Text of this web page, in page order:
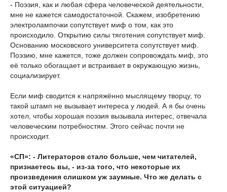
- Поэзия, как и любая сфера человеческой деятельности,
мне не кажется самодостаточной. Скажем, изобретению
электролампочки сопутствует миф о том, как это
происходило. Открытию силы тяготения сопутствует миф.
Основанию московского университета сопутствует миф.
Поэзию, мне кажется, тоже должен сопровождать миф, это
её только обогащает и встраивает в окружающую жизнь,
социализирует.
Если миф сводится к напряжённо мыслящему творцу, то
такой штамп не вызывает интереса у людей. А я бы очень
хотел, чтобы хорошая поэзия вызывала интерес, отвечала
человеческим потребностям. Этого сейчас почти не
происходит.
«СП»: - Литераторов стало больше, чем читателей,
признаетесь вы, - из-за того, что некоторые их
произведения слишком уж заумные. Что же делать с
этой ситуацией?